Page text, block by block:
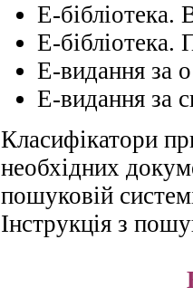
Е-бібліотека.
Е-бібліотека.
Е-видання за
Е-видання за
Класифікатори
необхідних
пошуковій
Інструкція з